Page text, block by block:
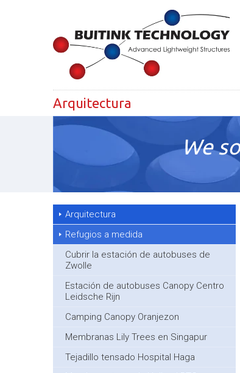
Arquitectura
We
Arquitectura
Refugios a medida
Cubrir la estación de autobuses de
Zwolle
Estación de autobuses Canopy Centro
Leidsche Rijn
Camping Canopy Oranjezon
Membranas Lily Trees en Singapur
Tejadillo tensado Hospital Haga